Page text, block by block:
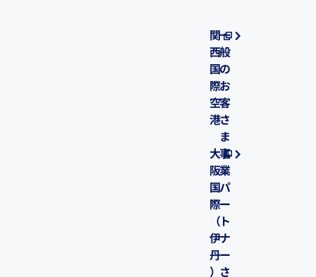
関
西
国
際
空
港
大
阪
国
際
（
伊
丹
一
般
の
お
客
さ
ま
事
業
パ
ー
ト
ナ
ー